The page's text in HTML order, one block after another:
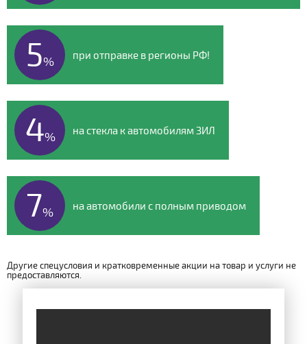
5% при отправке в регионы РФ!
4% на стекла к автомобилям ЗИЛ
7% на автомобили с полным приводом
Другие спецусловия и кратковременные акции на товар и услуги не
предоставляются.